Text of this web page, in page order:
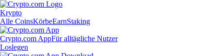
Krypto
Alle CoinsKörbeEarnStaking
Crypto.com AppFür alltägliche Nutzer
Loslegen